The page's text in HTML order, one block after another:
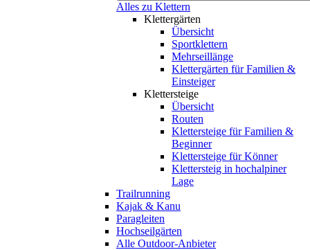
Alles zu Klettern
Klettergärten
Übersicht
Sportklettern
Mehrseillänge
Klettergärten für Familien &
Einsteiger
Klettersteige
Übersicht
Routen
Klettersteige für Familien &
Beginner
Klettersteige für Könner
Klettersteig in hochalpiner
Lage
Trailrunning
Kajak & Kanu
Paragleiten
Hochseilgärten
Alle Outdoor-Anbieter